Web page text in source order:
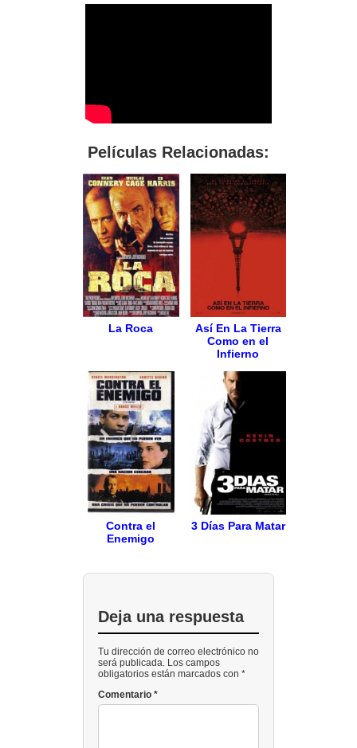
Películas Relacionadas:
La Roca
Así En La Tierra
Como en el
Infierno
Contra el
Enemigo
3 Días Para Matar
Deja una respuesta
Tu dirección de correo electrónico no
será publicada. Los campos
obligatorios están marcados con *
Comentario *